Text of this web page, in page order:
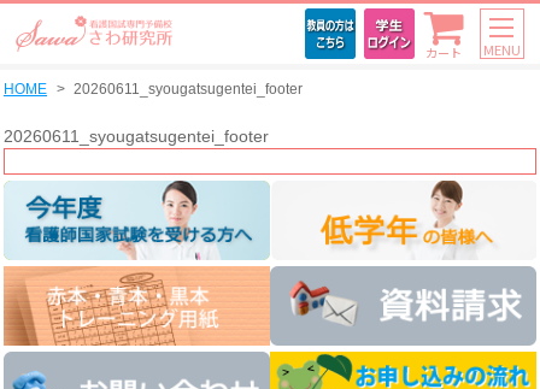
カート MENU
HOME 20260611_syougatsugentei_footer
20260611_syougatsugentei_footer